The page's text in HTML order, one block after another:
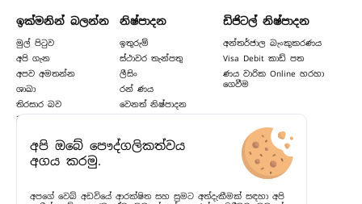
අපි ඔබේ පෞද්ගලිකත්වය
අගය කරමු.
අපගේ වෙබ් අඩවියේ ආරක්ෂිත සහ සුමට අත්දැකීමක් සඳහා අපි
ඉක්මනින් බලන්න
මුල් පිටුව
අපි ගැන
අපව අමතන්න
ශාඛා
තිරසාර බව
වෘත්තීන්
නිෂ්පාදන
ඉතුරුම්
ස්ථාවර තැන්පතු
ලීසිං
රන් ණය
වෙනත් නිෂ්පාදන
ඩිජිටල් නිෂ්පාදන
අන්තර්ජාල බැංකුකරණය
Visa Debit කාඩ් පත
ණය වාරික Online හරහා
ගෙවීම
සම්බන්ධතා තොරතුරු
කොළඹ 03, ශ්‍රී ලංකාව